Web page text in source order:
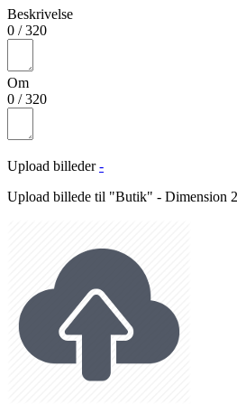
Beskrivelse
0 /320
Om
0 /320
Upload billeder -
Upload billede til "Butik" - Dimension